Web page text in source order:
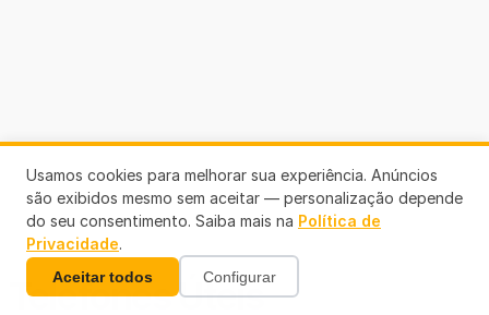
Telefones Úteis
Usamos cookies para melhorar sua experiência. Anúncios
são exibidos mesmo sem aceitar — personalização depende
do seu consentimento. Saiba mais na Política de
Privacidade.
Aceitar todos Configurar